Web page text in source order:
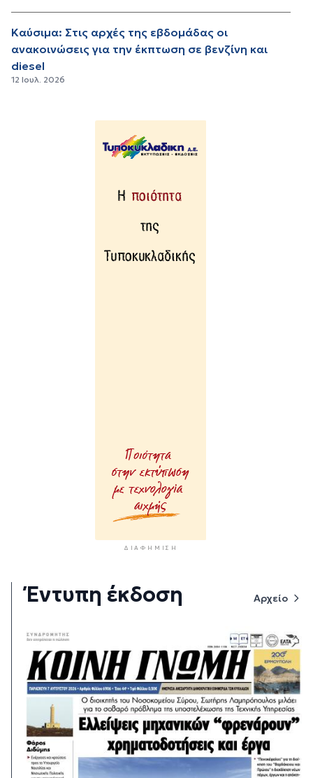
Καύσιμα: Στις αρχές της εβδομάδας οι
ανακοινώσεις για την έκπτωση σε βενζίνη και
diesel
12 Ιουλ. 2026
ΔΙΑΦΉΜΙΣΗ
Έντυπη έκδοση Αρχείο